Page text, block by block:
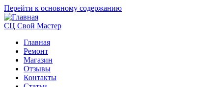
Перейти к основному содержанию
СЦ Свой Мастер
Главная
Ремонт
Магазин
Отзывы
Контакты